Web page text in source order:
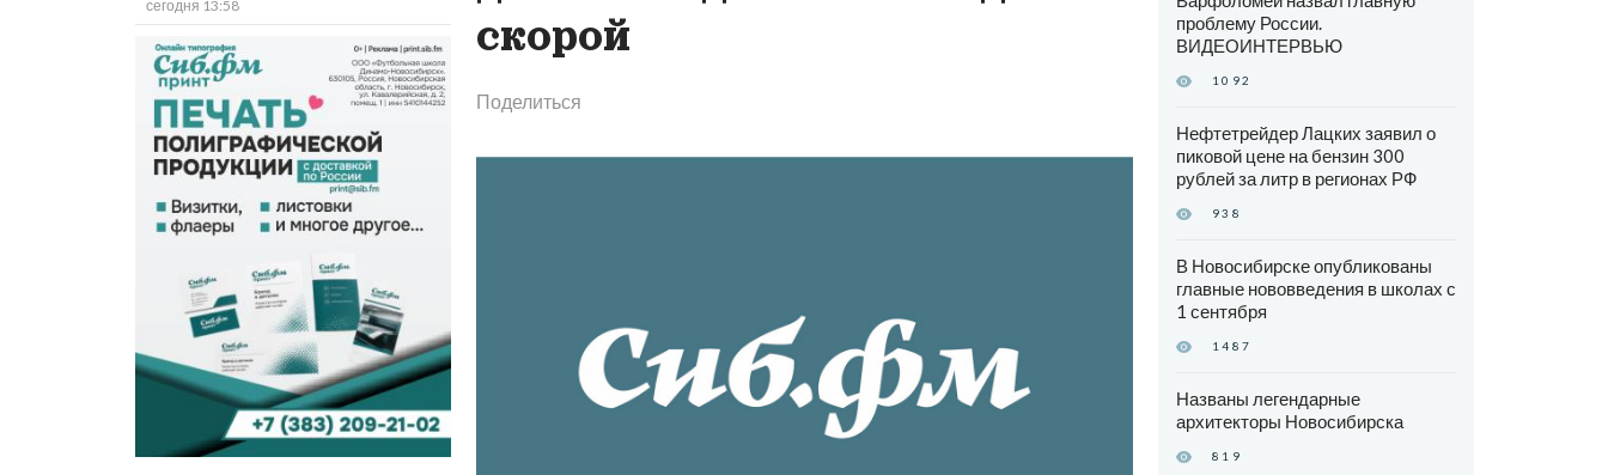
сегодня 13:58
скорой
Поделиться
проблему России.
ВИДЕОИНТЕРВЬЮ
1092
Нефтетрейдер Лацких заявил о
пиковой цене на бензин 300
рублей за литр в регионах РФ
938
В Новосибирске опубликованы
главные нововведения в школах с
1 сентября
1487
Названы легендарные
архитекторы Новосибирска
819